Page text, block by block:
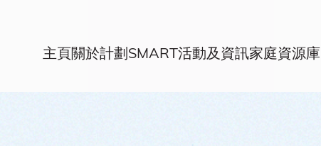
主頁關於計劃SMART活動及資訊家庭資源庫